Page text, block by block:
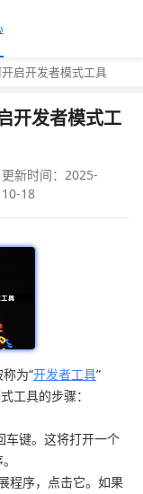
启开发者模式工具
开发者模式工
更新时间：2025-
10-18
为“开发者工具”
工具的步骤：
键。这将打开一个
程序，点击它。如果